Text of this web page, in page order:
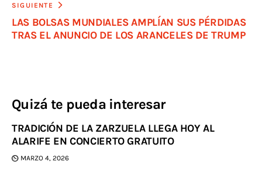
SIGUIENTE
LAS BOLSAS MUNDIALES AMPLÍAN SUS PÉRDIDAS
TRAS EL ANUNCIO DE LOS ARANCELES DE TRUMP
Quizá te pueda interesar
TRADICIÓN DE LA ZARZUELA LLEGA HOY AL
ALARIFE EN CONCIERTO GRATUITO
MARZO 4, 2026